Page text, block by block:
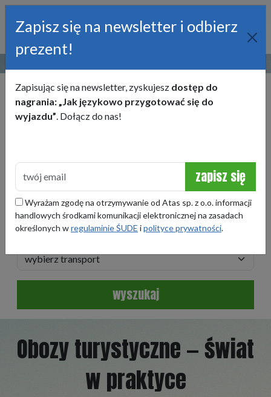
22 245 50 00
KRAJ
WIEK
wyszukaj
Obozy turystyczne — świat
w praktyce
Zapisz się na newsletter i odbierz
prezent!
Zapisując się na newsletter, zyskujesz dostęp do
nagrania: „Jak językowo przygotować się do
wyjazdu”. Dołącz do nas!
zapisz się
Wyrażam zgodę na otrzymywanie od Atas sp. z o.o. informacji
handlowych środkami komunikacji elektronicznej na zasadach
określonych wregulaminie ŚUDE ipolityce prywatności.